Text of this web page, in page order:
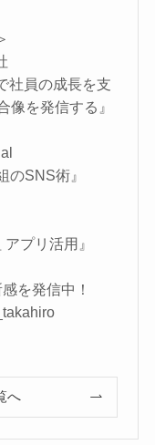
社員の成長を支
像を発信する』
のSNS術』
プリ活用』
を発信中！
へ